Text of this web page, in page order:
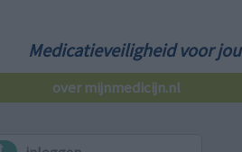
Medicatieveiligheid voor jou
over mijnmedicijn.nl